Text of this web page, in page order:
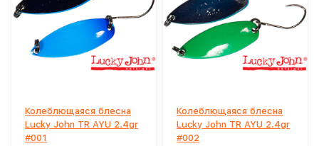
Колеблющаяся блесна
Lucky John TR AYU 2.4gr
#001
Колеблющаяся блесна
Lucky John TR AYU 2.4gr
#002